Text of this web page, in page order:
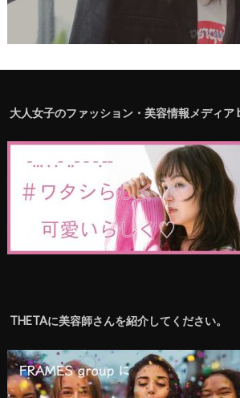
大人女子のファッション・美容情報メディア
THETAに美容師さんを紹介してください。